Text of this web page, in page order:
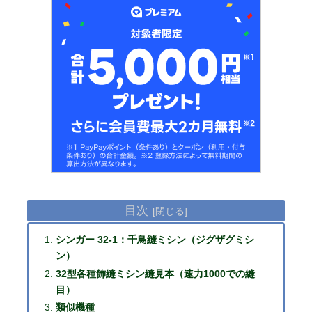
目次
シンガー 32-1：千鳥縫ミシン（ジグザグミシ
ン）
32型各種飾縫ミシン縫見本（速力1000での縫
目）
類似機種